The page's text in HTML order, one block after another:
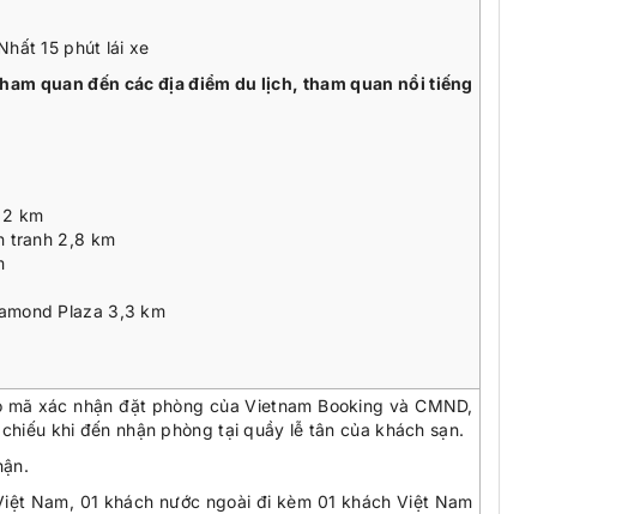
15 phút lái xe
quan đến các địa điểm du lịch, tham quan nổi tiếng
km
tranh 2,8 km
Plaza 3,3 km
xác nhận đặt phòng của Vietnam Booking và CMND,
khi đến nhận phòng tại quầy lễ tân của khách sạn.
Nam, 01 khách nước ngoài đi kèm 01 khách Việt Nam